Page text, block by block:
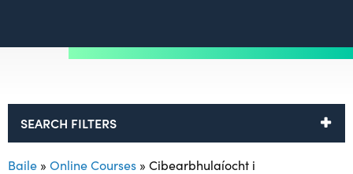
SEARCH FILTERS
Baile » Online Courses » Cibearbhulaíocht i